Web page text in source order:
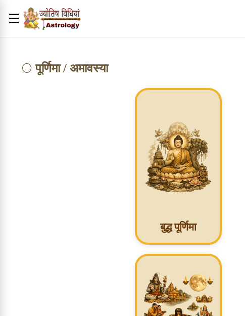
☰
🌕पूर्णिमा / अमावस्या
बुद्ध पूर्णिमा